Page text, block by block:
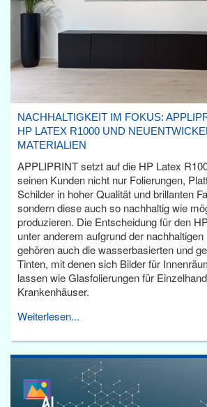
NACHHALTIGKEIT IM FOKUS:
HP LATEX R1000 UND
MATERIALIEN
APPLIPRINT setzt auf die HP Latex
seinen Kunden nicht nur Folierungen,
Schilder in hoher Qualität und brillanten
sondern diese auch so nachhaltig wie
produzieren. Die Entscheidung für den
unter anderem aufgrund der
gehören auch die wasserbasierten und
Tinten, mit denen sich Bilder für
lassen wie Glasfolierungen für
Krankenhäuser.
Weiterlesen...